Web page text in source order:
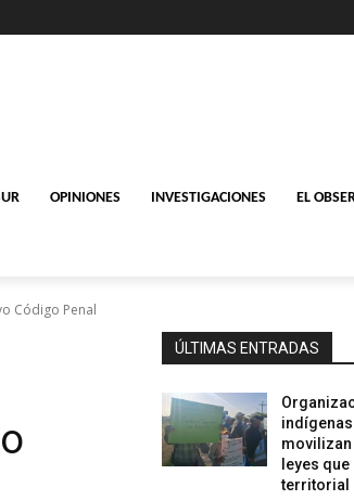
OPINIONES INVESTIGACIONES EL
Código Penal
ÚLTIMAS ENTRADAS
leyes
territorial